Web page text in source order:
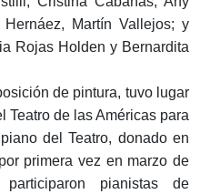
Martín Vallejos; y
Rojas Holden y Bernardita
de pintura, tuvo lugar
Teatro de las Américas para
del Teatro, donado en
primera vez en marzo de
pianistas de